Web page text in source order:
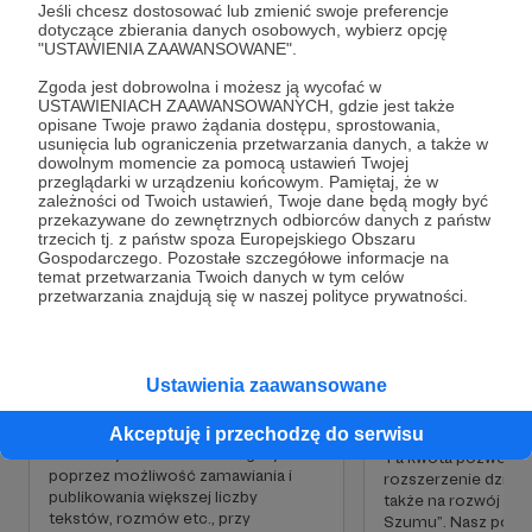
Jeśli chcesz dostosować lub zmienić swoje preferencje
dotyczące zbierania danych osobowych, wybierz opcję
"USTAWIENIA ZAAWANSOWANE".
Zgoda jest dobrowolna i możesz ją wycofać w
USTAWIENIACH ZAAWANSOWANYCH, gdzie jest także
opisane Twoje prawo żądania dostępu, sprostowania,
usunięcia lub ograniczenia przetwarzania danych, a także w
dowolnym momencie za pomocą ustawień Twojej
przeglądarki w urządzeniu końcowym. Pamiętaj, że w
zależności od Twoich ustawień, Twoje dane będą mogły być
przekazywane do zewnętrznych odbiorców danych z państw
trzecich tj. z państw spoza Europejskiego Obszaru
Gospodarczego. Pozostałe szczegółowe informacje na
temat przetwarzania Twoich danych w tym celów
przetwarzania znajdują się w naszej polityce prywatności.
Ustawienia zaawansowane
Akceptuję i przechodzę do serwisu
Misją magazynu „Szum” jest budowanie
pogłębionej refleksji wokół sztuki współczesnej i
krytyczne analizowanie zjawisk artystycznych –
trudno wyobrazić sobie debatę o polskiej sztuce.
następnie na wernisażach i na łamach
wysokonakładowej prasy.
Jest u nas miejsce zarówno na rozmowy o selfie-
feminizmie i post-soviet chic, jak i o zwrocie
Cele
Więcej autorskich materiałów
45%
Dzięki tej kwocie uda nam się
poprzez możliwość zamawiania i
publikowania większej liczby
tekstów, rozmów etc., przy
Jeszcze lepsza
Szumu”
Ta kwota pozwoli
rozszerzenie
także na rozwój
Szumu”. Nasz